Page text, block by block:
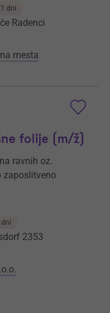
dni
Radenci
mesta
folije (m/ž)
ravnih oz.
zaposlitveno
dni
2353